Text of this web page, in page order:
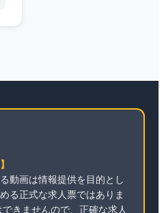
動画は情報提供を目的とし
る正式な求人票ではありま
きませんので、正確な求人